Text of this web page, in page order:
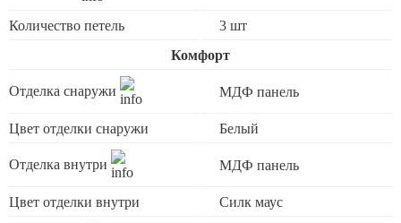
Количество петель
3 шт
Комфорт
Отделка снаружи МДФ панель
Цвет отделки снаружи Белый
Отделка внутри МДФ панель
Цвет отделки внутри Силк маус